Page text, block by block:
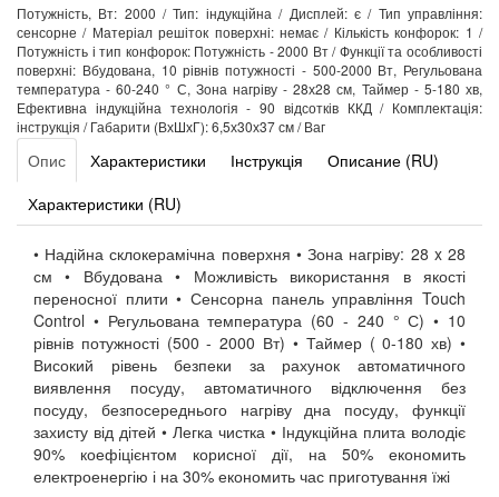
Потужність, Вт: 2000 / Тип: індукційна / Дисплей: є / Тип управління:
сенсорне / Матеріал решіток поверхні: немає / Кількість конфорок: 1 /
Потужність і тип конфорок: Потужність - 2000 Вт / Функції та особливості
поверхні: Вбудована, 10 рівнів потужності - 500-2000 Вт, Регульована
температура - 60-240 ° С, Зона нагріву - 28х28 см, Таймер - 5-180 хв,
Ефективна індукційна технологія - 90 відсотків ККД / Комплектація:
інструкція / Габарити (ВхШхГ): 6,5х30х37 см / Ваг
Опис Характеристики Інструкція
Описание (RU)
Характеристики (RU)
• Надійна склокерамічна поверхня • Зона нагріву: 28 x 28
см • Вбудована • Можливість використання в якості
переносної плити • Сенсорна панель управління Touch
Control • Регульована температура (60 - 240 ° С) • 10
рівнів потужності (500 - 2000 Вт) • Таймер ( 0-180 хв) •
Високий рівень безпеки за рахунок автоматичного
виявлення посуду, автоматичного відключення без
посуду, безпосереднього нагріву дна посуду, функції
захисту від дітей • Легка чистка • Індукційна плита володіє
90% коефіцієнтом корисної дії, на 50% економить
електроенергію і на 30% економить час приготування їжі